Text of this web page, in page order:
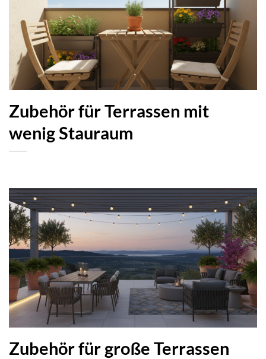
Zubehör für Terrassen mit
wenig Stauraum
Zubehör für große Terrassen